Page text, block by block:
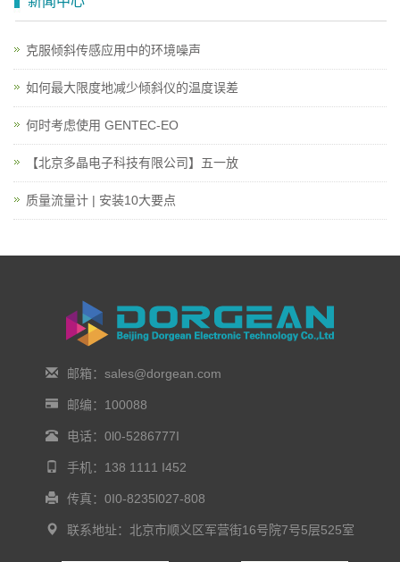
克服倾斜传感应用中的环境噪声
如何最大限度地减少倾斜仪的温度误差
何时考虑使用 GENTEC-EO
【北京多晶电子科技有限公司】五一放
质量流量计 | 安装10大要点
邮箱：sales@dorgean.com
邮编：100088
电话：0l0-5286777I
手机：138 1111 I452
传真：0I0-8235l027-808
联系地址：北京市顺义区军营街16号院7号5层525室